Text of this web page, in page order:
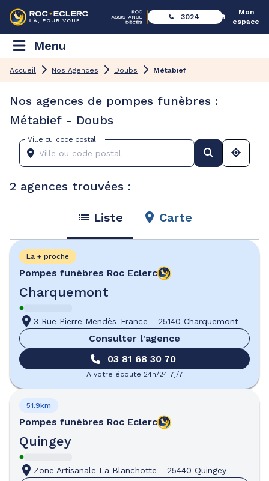
3024
Mon
espace
Menu
Accueil Nos Agences Doubs Métabief
Nos agences de pompes funèbres :
Métabief - Doubs
Ville ou code postal
2 agences trouvées :
Liste Carte
Pompes funèbres Roc Eclerc
Charquemont
La + proche
3 Rue Pierre Mendès-France - 25140 Charquemont
Consulter l'agence
03 81 68 30 70
A votre écoute 24h/24 7j/7
Pompes funèbres Roc Eclerc
Quingey
51.9km
Zone Artisanale La Blanchotte - 25440 Quingey